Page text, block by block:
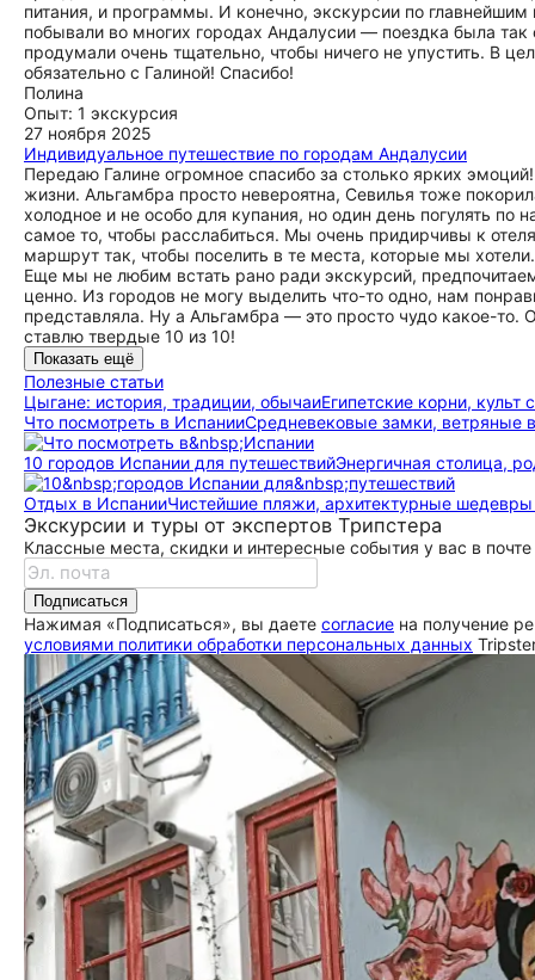
питания, и программы. И конечно, экскурсии по
побывали во многих городах Андалусии — поездка была
продумали очень тщательно, чтобы ничего не упустить. В
обязательно с Галиной! Спасибо!
Полина
Опыт: 1 экскурсия
27 ноября 2025
Индивидуальное путешествие по городам Андалусии
Передаю Галине огромное спасибо за столько ярких
жизни. Альгамбра просто невероятна, Севилья тоже
холодное и не особо для купания, но один день погулять
самое то, чтобы расслабиться. Мы очень придирчивы к
маршрут так, чтобы поселить в те места, которые мы
Еще мы не любим встать рано ради экскурсий,
ценно. Из городов не могу выделить что-то одно, нам
представляла. Ну а Альгамбра — это просто чудо какое-то.
ставлю твердые 10 из 10!
Показать ещё
Полезные статьи
Цыгане: история, традиции, обычаиЕгипетские корни,
Что посмотреть в ИспанииСредневековые замки, ветряные
10 городов Испании для путешествийЭнергичная столица,
Отдых в ИспанииЧистейшие пляжи, архитектурные
Экскурсии и туры от экспертов Трипстера
Классные места, скидки и интересные события у вас в почте
Подписаться
Нажимая «Подписаться», вы даете согласие на получение
условиями политики обработки персональных данных